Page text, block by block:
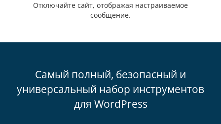
Отключайте сайт, отображая настраиваемое
сообщение.
Самый полный, безопасный и
универсальный набор инструментов
для WordPress